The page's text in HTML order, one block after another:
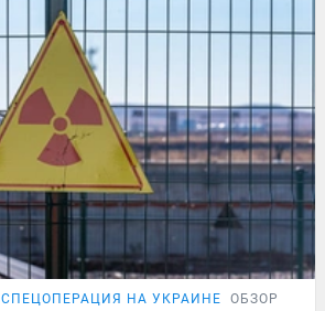
СПЕЦОПЕРАЦИЯ НА УКРАИНЕ ОБЗОР